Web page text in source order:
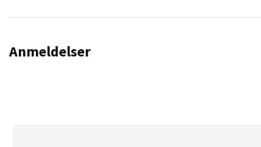
Anmeldelser